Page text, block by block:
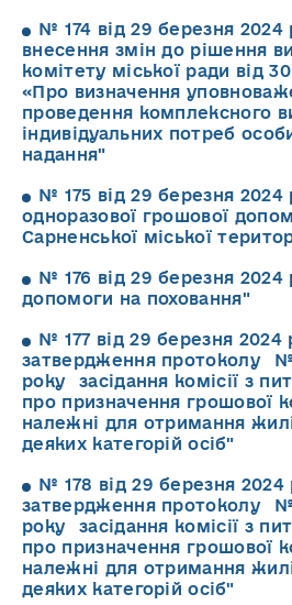
№ 174 від 29 березня
внесення змін до рішення
комітету міської ради від
«Про визначення
проведення комплексного
індивідуальних потреб
надання"
№ 175 від 29 березня
одноразової грошової
Сарненської міської
№ 176 від 29 березня
допомоги на поховання"
№ 177 від 29 березня 2024
затвердження протоколу №
року засідання комісії з
про призначення грошової
належні для отримання
деяких категорій осіб"
№ 178 від 29 березня
затвердження протоколу №
року засідання комісії з
про призначення грошової
належні для отримання
деяких категорій осіб"